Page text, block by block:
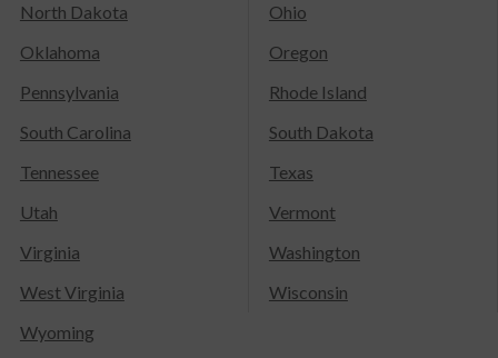
North Dakota
Ohio
Oklahoma
Oregon
Pennsylvania
Rhode Island
South Carolina
South Dakota
Tennessee
Texas
Utah
Vermont
Virginia
Washington
West Virginia
Wisconsin
Wyoming